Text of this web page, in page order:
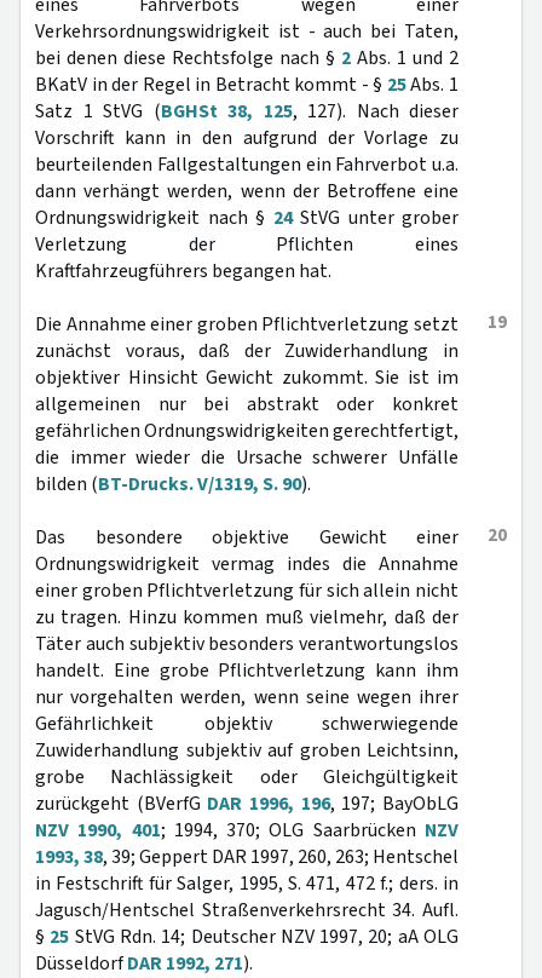
Verkehrsordnungswidrigkeit ist - auch bei Taten,
bei denen diese Rechtsfolge nach § 2 Abs. 1 und 2
BKatV in der Regel in Betracht kommt - § 25Abs. 1
Satz 1 StVG (BGHSt 38, 125, 127). Nach dieser
Vorschrift kann in den aufgrund der Vorlage zu
beurteilenden Fallgestaltungen ein Fahrverbot u.a.
dann verhängt werden, wenn der Betroffene eine
Ordnungswidrigkeit nach § 24StVG unter grober
Verletzung der Pflichten eines
Kraftfahrzeugführers begangen hat.
19
Die Annahme einer groben Pflichtverletzung setzt
zunächst voraus, daß der Zuwiderhandlung in
objektiver Hinsicht Gewicht zukommt. Sie ist im
allgemeinen nur bei abstrakt oder konkret
gefährlichen Ordnungswidrigkeiten gerechtfertigt,
die immer wieder die Ursache schwerer Unfälle
bilden (BT-Drucks. V/1319, S. 90).
20
Das besondere objektive Gewicht einer
Ordnungswidrigkeit vermag indes die Annahme
einer groben Pflichtverletzung für sich allein nicht
zu tragen. Hinzu kommen muß vielmehr, daß der
Täter auch subjektiv besonders verantwortungslos
handelt. Eine grobe Pflichtverletzung kann ihm
nur vorgehalten werden, wenn seine wegen ihrer
Gefährlichkeit objektiv schwerwiegende
Zuwiderhandlung subjektiv auf groben Leichtsinn,
grobe Nachlässigkeit oder Gleichgültigkeit
zurückgeht (BVerfG DAR 1996, 196, 197; BayObLG
NZV 1990, 401; 1994, 370; OLG Saarbrücken NZV
1993, 38, 39; Geppert DAR 1997, 260, 263; Hentschel
in Festschrift für Salger, 1995, S. 471, 472 f.; ders. in
Jagusch/Hentschel Straßenverkehrsrecht 34. Aufl.
§ 25 StVG Rdn. 14; Deutscher NZV 1997, 20; aA OLG
DüsseldorfDAR 1992, 271).